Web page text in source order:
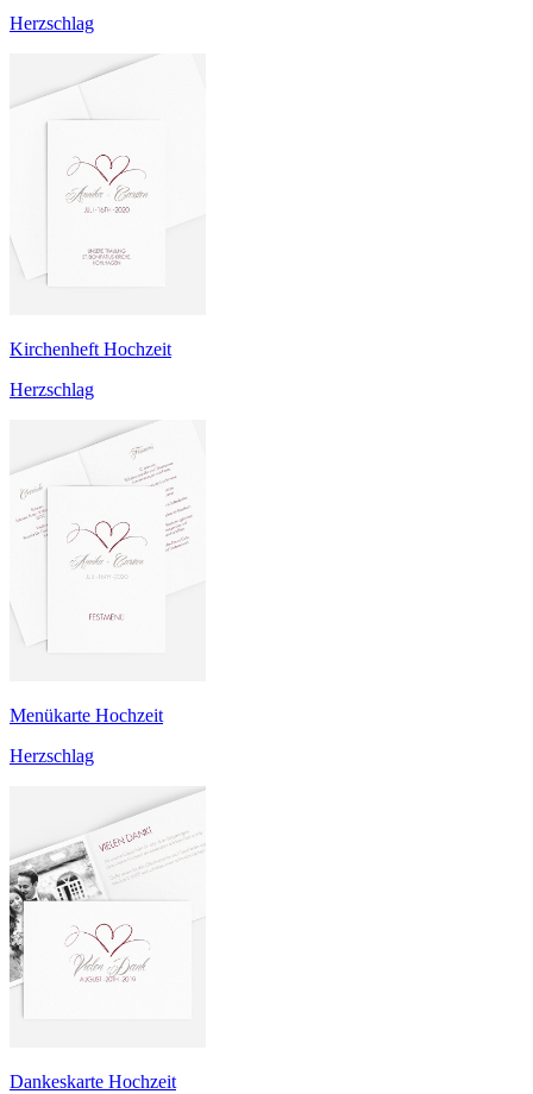
Herzschlag
Kirchenheft Hochzeit
Herzschlag
Menükarte Hochzeit
Herzschlag
Dankeskarte Hochzeit